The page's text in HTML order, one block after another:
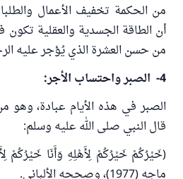
من الحكمة تخفيف الأعمال
أن الطاقة الجسدية والعقلية تكون
من حسن العشرة الذي يُؤجر عليه
4- الصبر واحتساب الأجر:
الصبر في هذه الأيام عبادة، وهو
قال النبي صلى الله عليه وسلم:
ماجه (1977)، وصححه الألباني.